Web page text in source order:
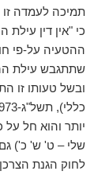
תמיכה לעמדה זו
כי "אין דין עילת
ההטעיה על-פי
שתתגבש עילת
יותר והוא חל
לחוק הגנת